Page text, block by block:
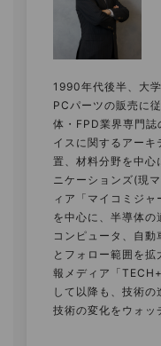
1990年代後半、大
PCパーツの販売に
体・FPD業界専門誌
イスに関するアーキ
置、材料分野を中
ニケーションズ(現
ィア「マイコミジ
を中心に、半導体の
コンピュータ、自
とフォロー範囲を
報メディア「
して以降も、技術の
技術の変化をウォッ